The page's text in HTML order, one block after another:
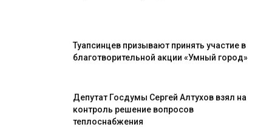
Туапсинцев призывают принять участие в
благотворительной акции «Умный город»
Депутат Госдумы Сергей Алтухов взял на
контроль решение вопросов
теплоснабжения